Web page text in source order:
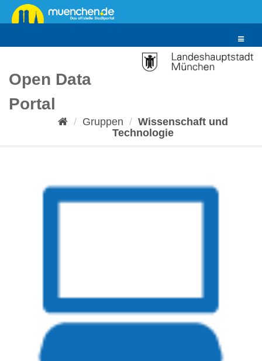
Überspringen
zum
Toggle
Open Data
Portal
Gruppen
Wissenschaft und
Technologie